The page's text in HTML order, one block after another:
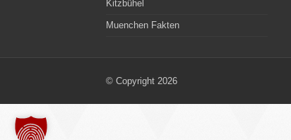
Kitzbühel
Muenchen Fakten
© Copyright 2026